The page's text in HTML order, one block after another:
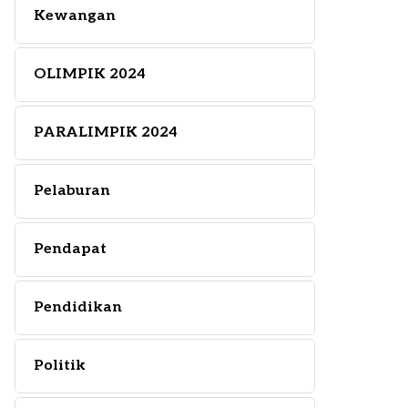
Kewangan
OLIMPIK 2024
PARALIMPIK 2024
Pelaburan
Pendapat
Pendidikan
Politik